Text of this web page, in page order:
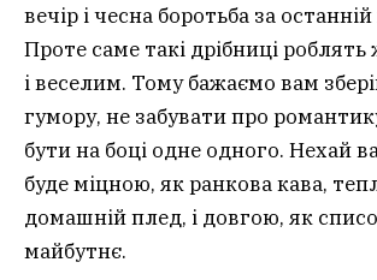
вечір і чесна боротьба за
Проте саме такі дрібниці
і веселим. Тому бажаємо вам
гумору, не забувати про
бути на боці одне одного. Нехай
буде міцною, як ранкова кава,
домашній плед, і довгою, як
майбутнє.